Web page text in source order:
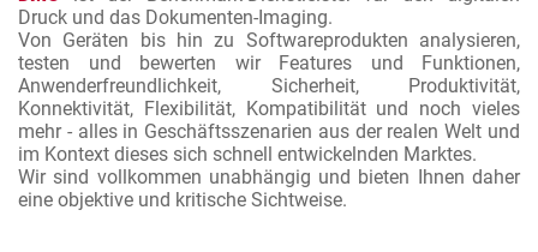
Druck und das Dokumenten-Imaging.
Von Geräten bis hin zu Softwareprodukten analysieren,
testen und bewerten wir Features und Funktionen,
Anwenderfreundlichkeit, Sicherheit, Produktivität,
Konnektivität, Flexibilität, Kompatibilität und noch vieles
mehr - alles in Geschäftsszenarien aus der realen Welt und
im Kontext dieses sich schnell entwickelnden Marktes.
Wir sind vollkommen unabhängig und bieten Ihnen daher
eine objektive und kritische Sichtweise.